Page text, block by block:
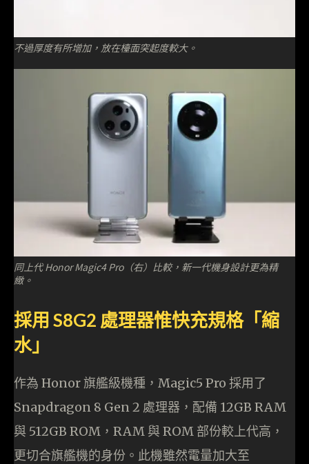
不過厚度有所增加，放在檯面突起度較大。
同上代 Honor Magic4 Pro（右）比較，新一代機身設計更為精
緻。
採用 S8G2 處理器惟快充規格「縮
水」
作為 Honor 旗艦級機種，Magic5 Pro 採用了
Snapdragon 8 Gen 2 處理器，配備 12GB RAM
與 512GB ROM，RAM 與 ROM 部份較上代高，
更切合旗艦機的身份。此機雖然電量加大至